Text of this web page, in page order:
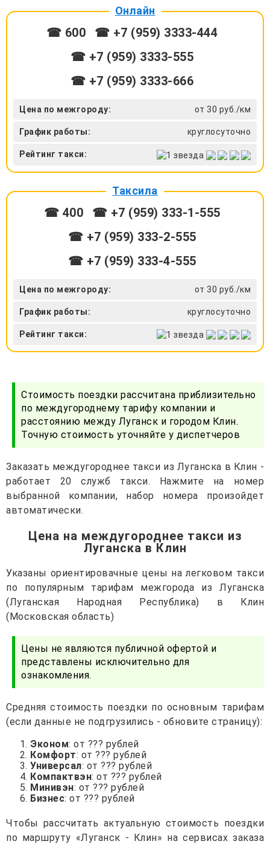
Онлайн
☎ 600
☎ +7 (959) 3333-444
☎ +7 (959) 3333-555
☎ +7 (959) 3333-666
Цена по межгороду: от 30 руб./км
График работы: круглосуточно
Рейтинг такси:
Таксила
☎ 400
☎ +7 (959) 333-1-555
☎ +7 (959) 333-2-555
☎ +7 (959) 333-4-555
Цена по межгороду: от 30 руб./км
График работы: круглосуточно
Рейтинг такси:
Стоимость поездки рассчитана приблизительно
по междугороднему тарифу компании и
расстоянию между Луганск и городом Клин.
Точную стоимость уточняйте у диспетчеров
Заказать междугороднее такси из Луганска в Клин -
работает 20 служб такси. Нажмите на номер
выбранной компании, набор номера произойдет
автоматически.
Цена на междугороднее такси из
Луганска в Клин
Указаны ориентировачные цены на легковом такси
по популярным тарифам межгорода из Луганска
(Луганская Народная Республика) в Клин
(Московская область)
Цены не являются публичной офертой и
представлены исключительно для
ознакомления.
Средняя стоимость поездки по основным тарифам
(если данные не подгрузились - обновите страницу):
Эконом: от ??? рублей
Комфорт: от ??? рублей
Универсал: от ??? рублей
Компактвэн: от ??? рублей
Минивэн: от ??? рублей
Бизнес: от ??? рублей
Чтобы рассчитать актуальную стоимость поездки
по маршруту «Луганск - Клин» на сервисах заказа